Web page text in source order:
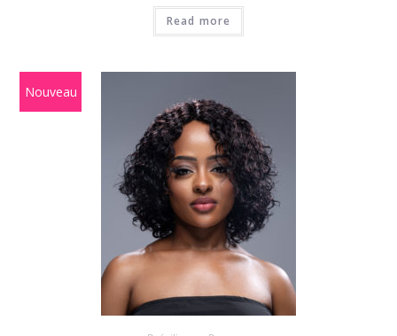
Read more
Nouveau